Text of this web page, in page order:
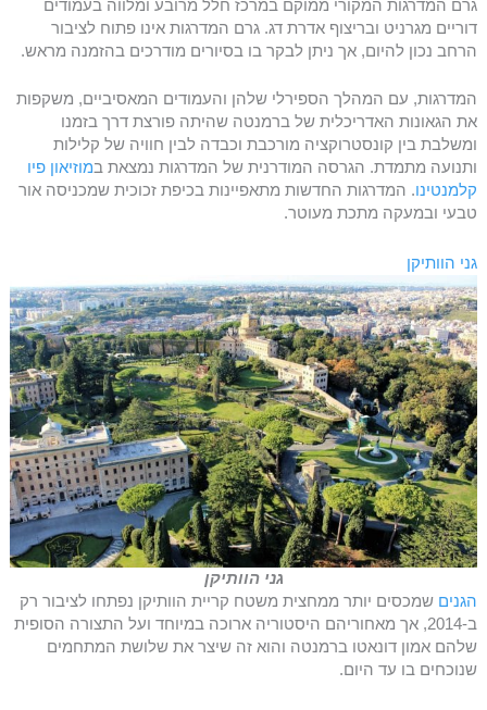
גרם המדרגות המקורי ממוקם במרכז חלל מרובע ומלווה בעמודים
דוריים מגרניט ובריצוף אדרת דג. גרם המדרגות אינו פתוח לציבור
הרחב נכון להיום, אך ניתן לבקר בו בסיורים מודרכים בהזמנה מראש.
המדרגות, עם המהלך הספירלי שלהן והעמודים המאסיביים, משקפות
את הגאונות האדריכלית של ברמנטה שהיתה פורצת דרך בזמנו
ומשלבת בין קונסטרוקציה מורכבת וכבדה לבין חוויה של קלילות
ותנועה מתמדת. הגרסה המודרנית של המדרגות נמצאת במוזיאון פיו
קלמנטינו. המדרגות החדשות מתאפיינות בכיפת זכוכית שמכניסה אור
טבעי ובמעקה מתכת מעוטר.
גני הוותיקן
גני הוותיקן
הגנים שמכסים יותר ממחצית משטח קריית הוותיקן נפתחו לציבור רק
ב-2014, אך מאחוריהם היסטוריה ארוכה במיוחד ועל התצורה הסופית
שלהם אמון דונאטו ברמנטה והוא זה שיצר את שלושת המתחמים
שנוכחים בו עד היום.